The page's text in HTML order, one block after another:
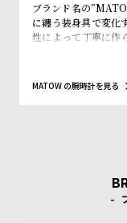
#
ブランド名の
に纏う装身具で変化
性によって丁寧に作
MATOW の腕時計を見る